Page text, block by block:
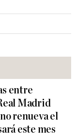
entre
Madrid
renueva el
este mes